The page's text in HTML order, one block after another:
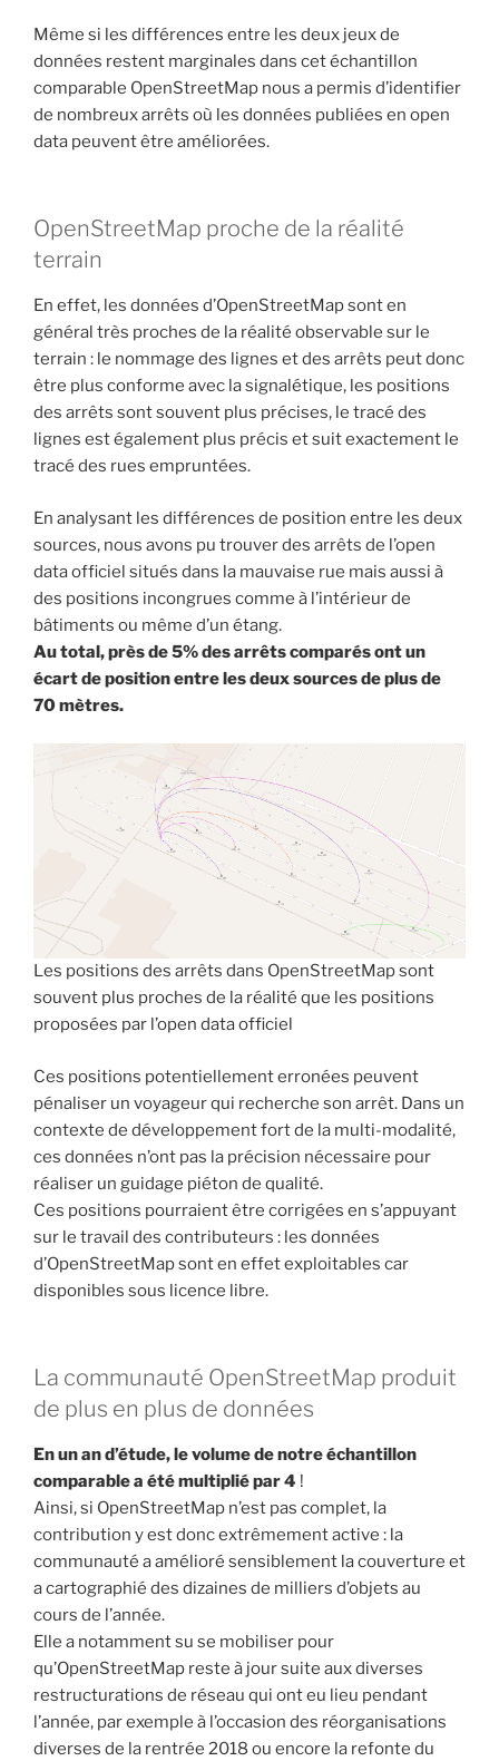
Même si les différences entre les deux jeux de
données restent marginales dans cet échantillon
comparable OpenStreetMap nous a permis d’identifier
de nombreux arrêts où les données publiées en open
data peuvent être améliorées.
OpenStreetMap proche de la réalité
terrain
En effet, les données d’OpenStreetMap sont en
général très proches de la réalité observable sur le
terrain : le nommage des lignes et des arrêts peut donc
être plus conforme avec la signalétique, les positions
des arrêts sont souvent plus précises, le tracé des
lignes est également plus précis et suit exactement le
tracé des rues empruntées.
En analysant les différences de position entre les deux
sources, nous avons pu trouver des arrêts de l’open
data officiel situés dans la mauvaise rue mais aussi à
des positions incongrues comme à l’intérieur de
bâtiments ou même d’un étang.
Au total, près de 5% des arrêts comparés ont un
écart de position entre les deux sources de plus de
70 mètres.
Les positions des arrêts dans OpenStreetMap sont
souvent plus proches de la réalité que les positions
proposées par l’open data officiel
Ces positions potentiellement erronées peuvent
pénaliser un voyageur qui recherche son arrêt. Dans un
contexte de développement fort de la multi-modalité,
ces données n’ont pas la précision nécessaire pour
réaliser un guidage piéton de qualité.
Ces positions pourraient être corrigées en s’appuyant
sur le travail des contributeurs : les données
d’OpenStreetMap sont en effet exploitables car
disponibles sous licence libre.
La communauté OpenStreetMap produit
de plus en plus de données
En un an d’étude, le volume de notre échantillon
comparable a été multiplié par 4 !
Ainsi, si OpenStreetMap n’est pas complet, la
contribution y est donc extrêmement active : la
communauté a amélioré sensiblement la couverture et
a cartographié des dizaines de milliers d’objets au
cours de l’année.
Elle a notamment su se mobiliser pour
qu’OpenStreetMap reste à jour suite aux diverses
restructurations de réseau qui ont eu lieu pendant
l’année, par exemple à l’occasion des réorganisations
diverses de la rentrée 2018 ou encore la refonte du